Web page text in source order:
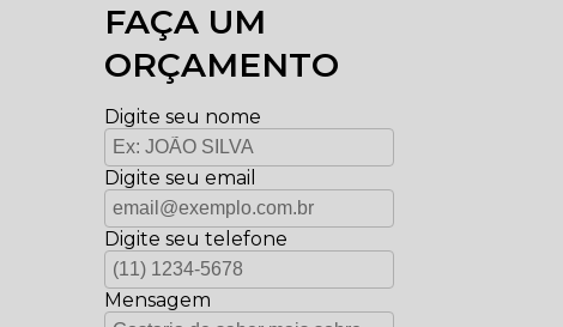
FAÇA UM
ORÇAMENTO
Digite seu nome
Digite seu email
Digite seu telefone
Mensagem